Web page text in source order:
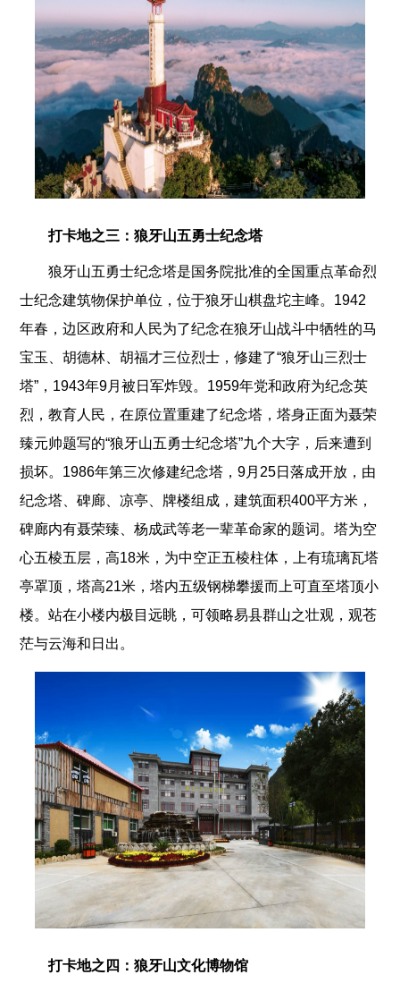
打卡地之三：狼牙山五勇士纪念塔
狼牙山五勇士纪念塔是国务院批准的全国重点革命烈
士纪念建筑物保护单位，位于狼牙山棋盘坨主峰。1942
年春，边区政府和人民为了纪念在狼牙山战斗中牺牲的马
宝玉、胡德林、胡福才三位烈士，修建了“狼牙山三烈士
塔”，1943年9月被日军炸毁。1959年党和政府为纪念英
烈，教育人民，在原位置重建了纪念塔，塔身正面为聂荣
臻元帅题写的“狼牙山五勇士纪念塔”九个大字，后来遭到
损坏。1986年第三次修建纪念塔，9月25日落成开放，由
纪念塔、碑廊、凉亭、牌楼组成，建筑面积400平方米，
碑廊内有聂荣臻、杨成武等老一辈革命家的题词。塔为空
心五棱五层，高18米，为中空正五棱柱体，上有琉璃瓦塔
亭罩顶，塔高21米，塔内五级钢梯攀援而上可直至塔顶小
楼。站在小楼内极目远眺，可领略易县群山之壮观，观苍
茫与云海和日出。
打卡地之四：狼牙山文化博物馆